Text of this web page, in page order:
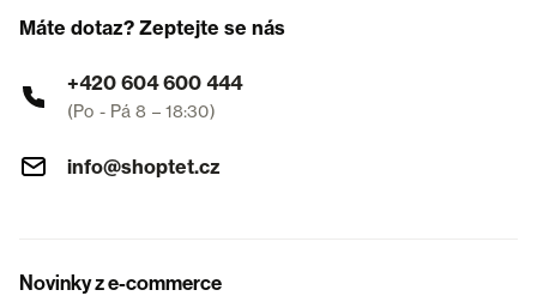
Máte dotaz? Zeptejte se nás
+420 604 600 444
(Po - Pá 8 – 18:30)
info@shoptet.cz
Novinky z e-commerce